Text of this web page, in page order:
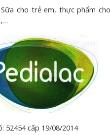
cho trẻ em, thực phẩm cho
52454 cấp 19/08/2014